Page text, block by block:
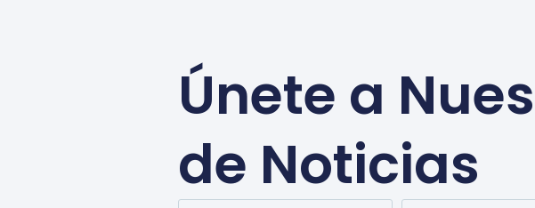
Únete a
de Noticias